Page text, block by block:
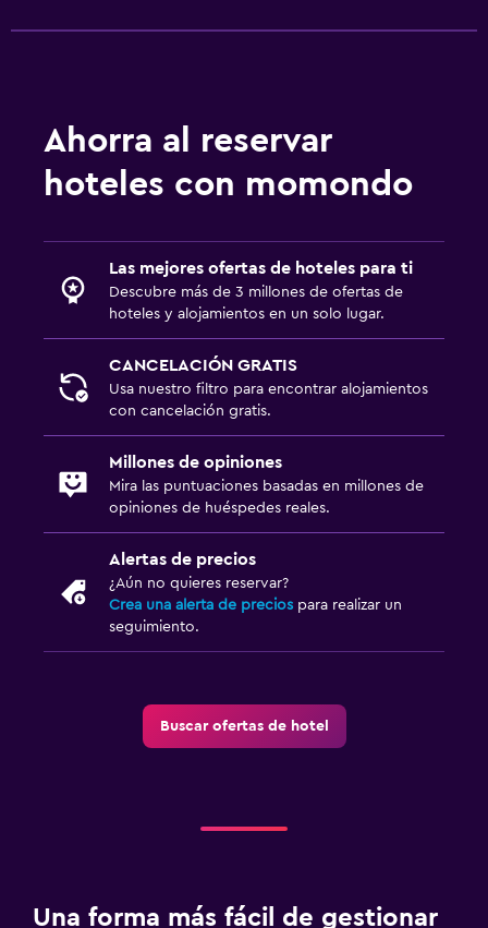
Ahorra al reservar
hoteles con momondo
Las mejores ofertas de hoteles para ti
Descubre más de 3 millones de ofertas de
hoteles y alojamientos en un solo lugar.
CANCELACIÓN GRATIS
Usa nuestro filtro para encontrar alojamientos
con cancelación gratis.
Millones de opiniones
Mira las puntuaciones basadas en millones de
opiniones de huéspedes reales.
Alertas de precios
¿Aún no quieres reservar?
Crea una alerta de precios para realizar un
seguimiento.
Buscar ofertas de hotel
Una forma más fácil de gestionar